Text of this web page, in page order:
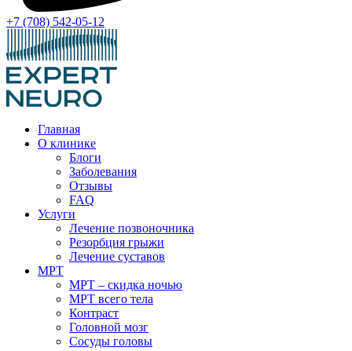
+7 (708) 542-05-12
Главная
О клинике
Блоги
Заболевания
Отзывы
FAQ
Услуги
Лечение позвоночника
Резорбция грыжи
Лечение суставов
МРТ
МРТ – скидка ночью
МРТ всего тела
Контраст
Головной мозг
Сосуды головы